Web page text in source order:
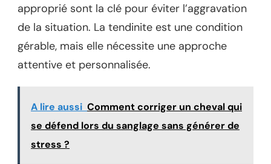
approprié sont la clé pour éviter l’aggravation
de la situation. La tendinite est une condition
gérable, mais elle nécessite une approche
attentive et personnalisée.
A lire aussi Comment corriger un cheval qui
se défend lors du sanglage sans générer de
stress ?